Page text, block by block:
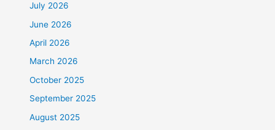
July 2026
June 2026
April 2026
March 2026
October 2025
September 2025
August 2025